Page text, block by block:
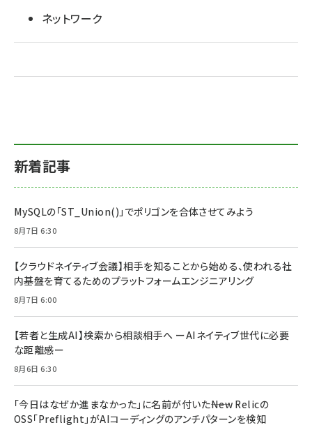
ネットワーク
新着記事
MySQLの「ST_Union()」でポリゴンを合体させてみよう
8月7日 6:30
【クラウドネイティブ会議】相手を知ることから始める、使われる社
内基盤を育てるためのプラットフォームエンジニアリング
8月7日 6:00
【若者と生成AI】検索から相談相手へ ーAIネイティブ世代に必要
な距離感ー
8月6日 6:30
「今日はなぜか進まなかった」に名前が付いた――New Relicの
OSS「Preflight」がAIコーディングのアンチパターンを検知